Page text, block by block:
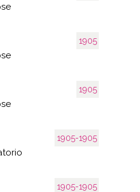
1905
1905
1905-1905
1905-1905